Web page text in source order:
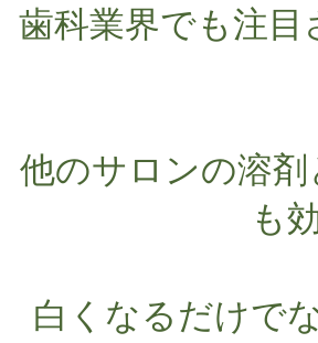
歯科業界でも注
他のサロンの溶
も
白くなるだけで